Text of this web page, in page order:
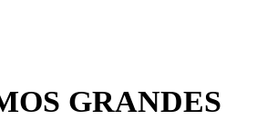
GRANDES